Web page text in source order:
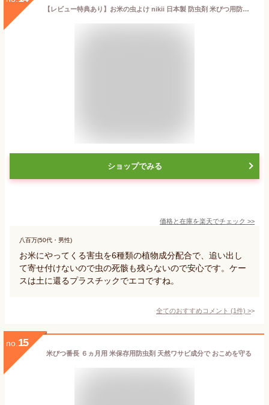
【レビュー特典あり】お米の虫よけ nikii 日本製 防虫剤 米びつ用防虫剤 1年間 1年用 10kgまで お米 米びつ 米櫃 お米の保存 防虫 土に還るプラスチック お米の防虫 虫除け 害虫 無害 新米 植物成分 TERRAMAC 安心 安全 清潔 おしゃれ ホワイト グレー NAC-350 【&NE公式】
ショップでみる
価格と在庫を楽天でチェック >>
八百万(50代・男性)
お米にやってくる害虫を6種類の植物成分配合で、追い出し
て寄せ付けないので虫の死骸も残らないので安心です。ケー
スは土に還るプラスチックでエコですね。
全てのおすすめコメント (1件) >
no. 15
米びつ番長 ６ヵ月用 米保存用防虫剤 天然ワサビ成分で おこめを守る